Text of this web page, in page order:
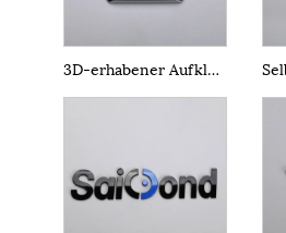
3D-erhabener Aufkleber